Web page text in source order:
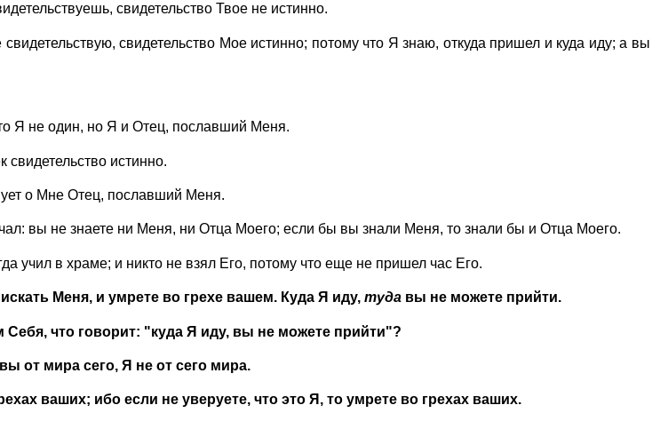
свидетельство Твое не истинно.
свидетельство Мое истинно; потому что Я знаю, откуда пришел и куда иду; а вы
Я не один, но Я и Отец, пославший Меня.
истинно.
о Мне Отец, пославший Меня.
вы не знаете ни Меня, ни Отца Моего; если бы вы знали Меня, то знали бы и Отца Моего.
учил в храме; и никто не взял Его, потому что еще не пришел час Его.
Меня, и умрете во грехе вашем. Куда Я иду, туда вы не можете прийти.
что говорит: "куда Я иду, вы не можете прийти"?
от мира сего, Я не от сего мира.
ваших; ибо если не уверуете, что это Я, то умрете во грехах ваших.